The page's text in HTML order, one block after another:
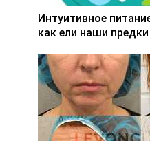
Интуитивное
как ели наши предки